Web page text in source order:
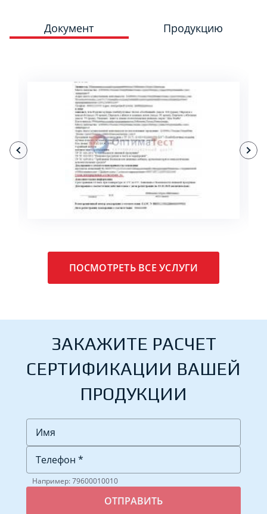
Документ Продукцию
ПОДРОБНЕЕ
ПОСМОТРЕТЬ ВСЕ УСЛУГИ
ЗАКАЖИТЕ РАСЧЕТ
СЕРТИФИКАЦИИ ВАШЕЙ
ПРОДУКЦИИ
Например: 79600010010